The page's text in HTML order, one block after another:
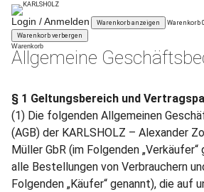
KARLSHOLZ
Login / Anmelden Warenkorb anzeigen Warenkorb 0
Warenkorb verbergen
Warenkorb
Das System KUBIKUS
Planen
Kaufen
News
Allgemeine
§ 1 Geltungsbereich und
(1) Die folgenden Allgemeinen
(AGB) der KARLSHOLZ – Alexander
Müller GbR (im Folgenden
alle Bestellungen von Verbrauchern
Folgenden „Käufer“ genannt), die auf